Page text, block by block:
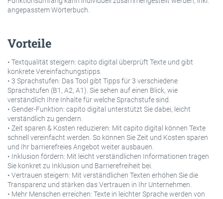
angepasstem Wörterbuch.
Vorteile
• Textqualität steigern: capito digital überprüft Texte und gibt
konkrete Vereinfachungstipps.
• 3 Sprachstufen: Das Tool gibt Tipps für 3 verschiedene
Sprachstufen (B1, A2, A1). Sie sehen auf einen Blick, wie
verständlich Ihre Inhalte für welche Sprachstufe sind.
• Gender-Funktion: capito digital unterstützt Sie dabei, leicht
verständlich zu gendern.
• Zeit sparen & Kosten reduzieren: Mit capito digital können Texte
schnell vereinfacht werden. So können Sie Zeit und Kosten sparen
und Ihr barrierefreies Angebot weiter ausbauen.
• Inklusion fördern: Mit leicht verständlichen Informationen tragen
Sie konkret zu Inklusion und Barrierefreiheit bei.
• Vertrauen steigern: Mit verständlichen Texten erhöhen Sie die
Transparenz und stärken das Vertrauen in Ihr Unternehmen.
• Mehr Menschen erreichen: Texte in leichter Sprache werden von